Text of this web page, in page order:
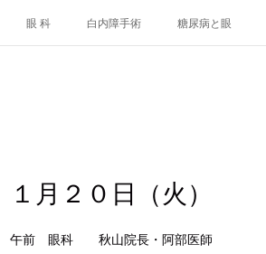
眼 科 白内障手術 糖尿病と眼
１月２０日（火）
午前 眼科 秋山院長・阿部